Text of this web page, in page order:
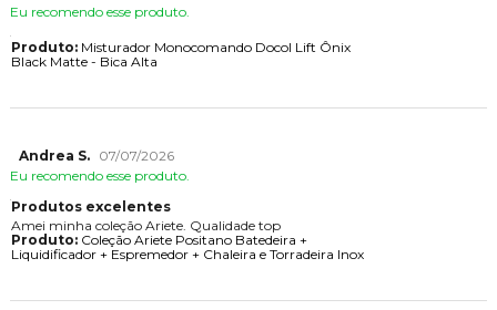
Eu recomendo esse produto.
Produto:Misturador Monocomando Docol Lift Ônix
Black Matte - Bica Alta
Andrea S.
07/07/2026
Eu recomendo esse produto.
Produtos excelentes
Amei minha coleção Ariete. Qualidade top
Produto:Coleção Ariete Positano Batedeira +
Liquidificador + Espremedor + Chaleira e Torradeira Inox